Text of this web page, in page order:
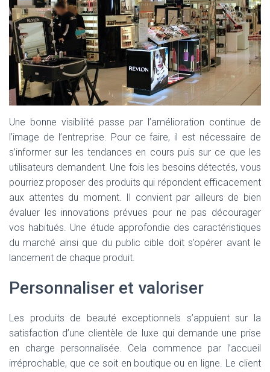
Une bonne visibilité passe par l’amélioration continue de
l’image de l’entreprise. Pour ce faire, il est nécessaire de
s’informer sur les tendances en cours puis sur ce que les
utilisateurs demandent. Une fois les besoins détectés, vous
pourriez proposer des produits qui répondent efficacement
aux attentes du moment. Il convient par ailleurs de bien
évaluer les innovations prévues pour ne pas décourager
vos habitués. Une étude approfondie des caractéristiques
du marché ainsi que du public cible doit s’opérer avant le
lancement de chaque produit.
Personnaliser et valoriser
Les produits de beauté exceptionnels s’appuient sur la
satisfaction d’une clientèle de luxe qui demande une prise
en charge personnalisée. Cela commence par l’accueil
irréprochable, que ce soit en boutique ou en ligne. Le client